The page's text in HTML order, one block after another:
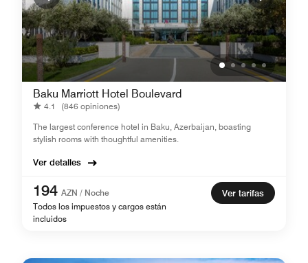
Baku Marriott Hotel Boulevard
4.1
(846 opiniones)
The largest conference hotel in Baku, Azerbaijan, boasting
stylish rooms with thoughtful amenities.
Ver detalles
194 AZN / Noche
Todos los impuestos y cargos están
incluidos
Ver tarifas